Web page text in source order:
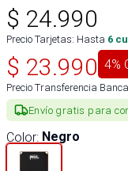
$ 24.990
Precio Tarjetas: Hasta 6
$ 23.990 4%
Precio Transferencia
Envío gratis para
Color: Negro